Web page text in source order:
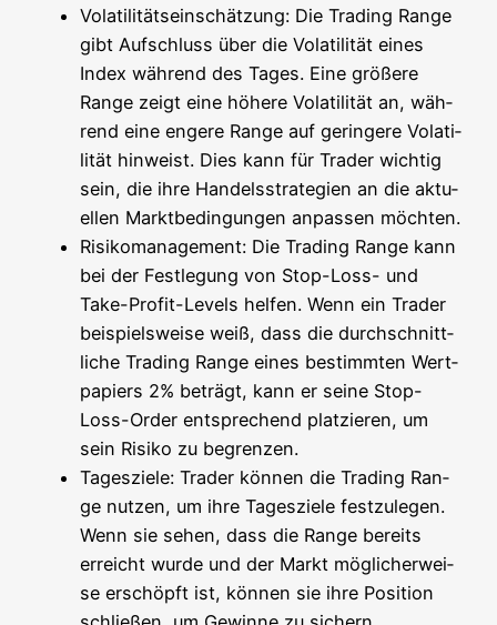
Vola­ti­li­täts­ein­schät­zung: Die Tra­ding Ran­ge
gibt Auf­schluss über die Vola­ti­li­tät eines
Index wäh­rend des Tages. Eine grö­ße­re
Ran­ge zeigt eine höhe­re Vola­ti­li­tät an, wäh­
rend eine enge­re Ran­ge auf gerin­ge­re Vola­ti­
li­tät hin­weist. Dies kann für Trader wich­tig
sein, die ihre Han­dels­stra­te­gien an die aktu­
el­len Markt­be­din­gun­gen anpas­sen möchten.
Risi­ko­ma­nage­ment: Die Tra­ding Ran­ge kann
bei der Fest­le­gung von Stop-Loss- und
Take-Pro­fit-Levels hel­fen. Wenn ein Trader
bei­spiels­wei­se weiß, dass die durch­schnitt­
li­che Tra­ding Ran­ge eines bestimm­ten Wert­
pa­piers 2% beträgt, kann er sei­ne Stop-
Loss-Order ent­spre­chend plat­zie­ren, um
sein Risi­ko zu begrenzen.
Tages­zie­le: Trader kön­nen die Tra­ding Ran­
ge nut­zen, um ihre Tages­zie­le fest­zu­le­gen.
Wenn sie sehen, dass die Ran­ge bereits
erreicht wur­de und der Markt mög­li­cher­wei­
se erschöpft ist, kön­nen sie ihre Posi­ti­on